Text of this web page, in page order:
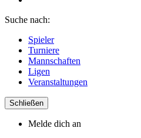
Suche nach:
Spieler
Turniere
Mannschaften
Ligen
Veranstaltungen
Schließen
Melde dich an